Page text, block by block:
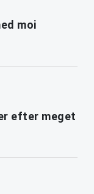
moi
efter meget